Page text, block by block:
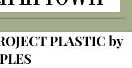
PLASTIC by